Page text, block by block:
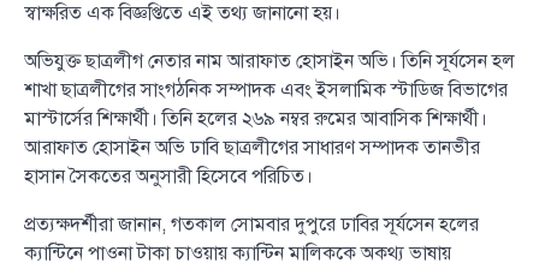
স্বাক্ষরিত এক বিজ্ঞপ্তিতে এই তথ্য জানানো হয়।
অভিযুক্ত ছাত্রলীগ নেতার নাম আরাফাত হোসাইন অভি। তিনি সূর্যসেন হল
শাখা ছাত্রলীগের সাংগঠনিক সম্পাদক এবং ইসলামিক স্টাডিজ বিভাগের
মাস্টার্সের শিক্ষার্থী। তিনি হলের ২৬৯ নম্বর রুমের আবাসিক শিক্ষার্থী।
আরাফাত হোসাইন অভি ঢাবি ছাত্রলীগের সাধারণ সম্পাদক তানভীর
হাসান সৈকতের অনুসারী হিসেবে পরিচিত।
প্রত্যক্ষদর্শীরা জানান, গতকাল সোমবার দুপুরে ঢাবির সূর্যসেন হলের
ক্যান্টিনে পাওনা টাকা চাওয়ায় ক্যান্টিন মালিককে অকথ্য ভাষায়